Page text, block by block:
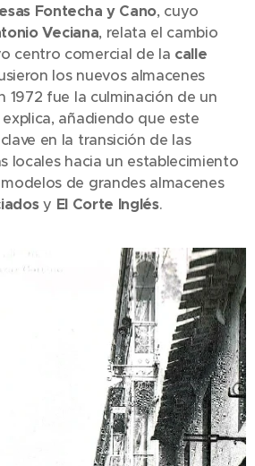
Fontecha y Cano, cuyo
Veciana, relata el cambio
centro comercial de la calle
los nuevos almacenes
1972 fue la culminación de un
añadiendo que este
en la transición de las
locales hacia un establecimiento
de grandes almacenes
y El Corte Inglés.